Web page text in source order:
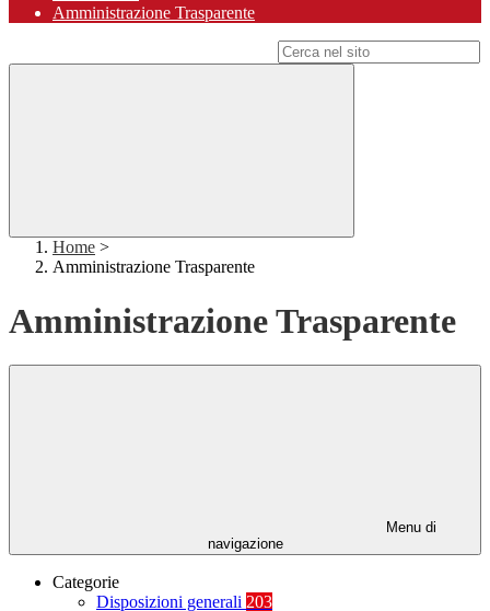
Amministrazione Trasparente
Home >
Amministrazione Trasparente
Amministrazione Trasparente
Menu di
navigazione
Categorie
Disposizioni generali 203